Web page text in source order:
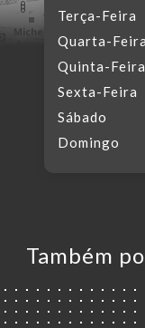
Terça-Feira
Quarta-Feira
Quinta-Feira
Sexta-Feira
Sábado
Domingo
Também